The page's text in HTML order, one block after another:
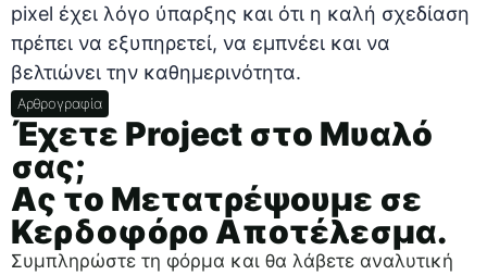
pixel έχει λόγο ύπαρξης και ότι η καλή σχεδίαση
πρέπει να εξυπηρετεί, να εμπνέει και να
βελτιώνει την καθημερινότητα.
Αρθρογραφία
Έχετε Project στο Μυαλό
σας;
Ας το Μετατρέψουμε σε
Κερδοφόρο Αποτέλεσμα.
Συμπληρώστε τη φόρμα και θα λάβετε αναλυτική